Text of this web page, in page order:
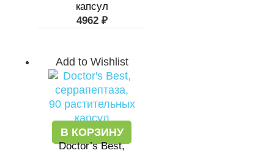
капсул
4962 ₽
Add to Wishlist
В КОРЗИНУ
Doctor’s Best,